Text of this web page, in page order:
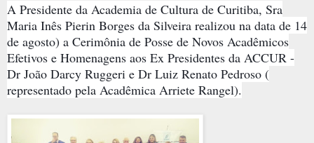
A Presidente da Academia de Cultura de Curitiba, Sra
Maria Inês Pierin Borges da Silveira realizou na data de 14
de agosto) a Cerimônia de Posse de Novos Acadêmicos
Efetivos e Homenagens aos Ex Presidentes da ACCUR -
Dr João Darcy Ruggeri e Dr Luiz Renato Pedroso (
representado pela Acadêmica Arriete Rangel).